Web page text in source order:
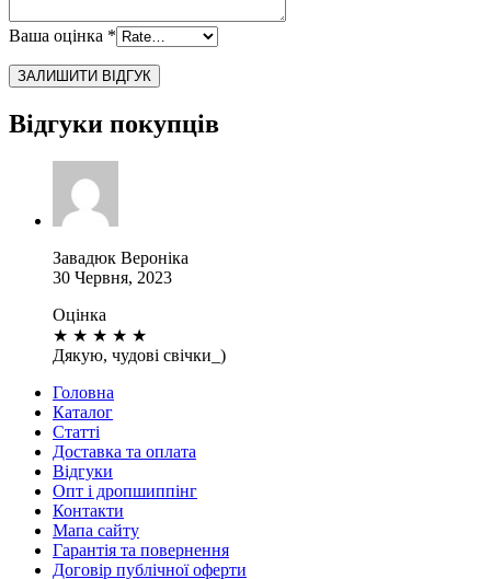
Ваша оцінка *
Відгуки покупців
Завадюк Вероніка
30 Червня, 2023
Оцінка
★ ★ ★ ★ ★
Дякую, чудові свічки_)
Головна
Каталог
Статті
Доставка та оплата
Відгуки
Опт і дропшиппінг
Контакти
Мапа сайту
Гарантія та повернення
Договір публічної оферти